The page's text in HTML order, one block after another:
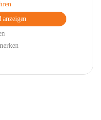
anzeigen